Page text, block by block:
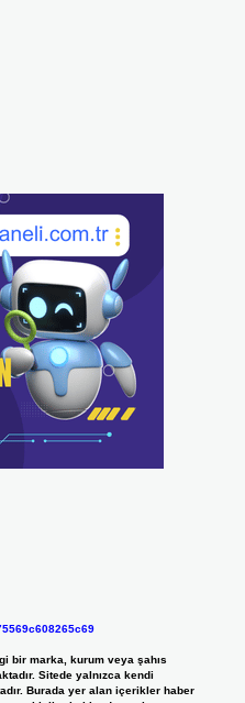
bir marka, kurum veya şahıs
Sitede yalnızca kendi
Burada yer alan içerikler haber